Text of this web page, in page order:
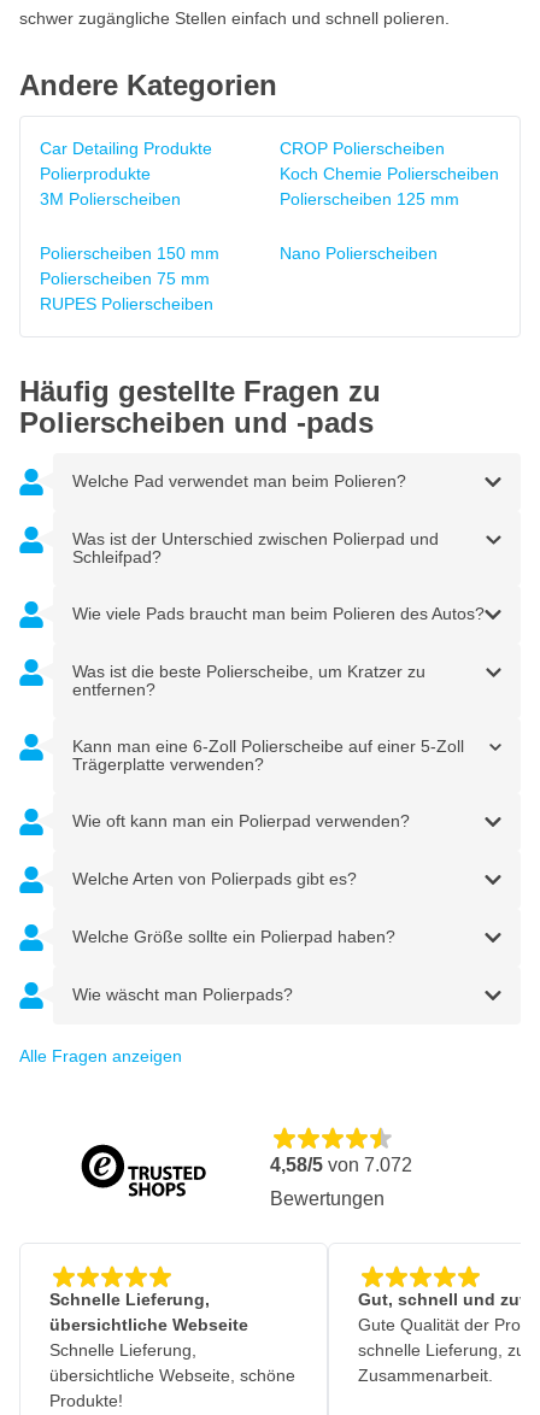
schwer zugängliche Stellen einfach und schnell polieren.
Andere Kategorien
Car Detailing Produkte
Polierprodukte
3M Polierscheiben
CROP Polierscheiben
Koch Chemie Polierscheiben
Polierscheiben 125 mm
Polierscheiben 150 mm
Polierscheiben 75 mm
RUPES Polierscheiben
Nano Polierscheiben
Häufig gestellte Fragen zu
Polierscheiben und -pads
Welche Pad verwendet man beim Polieren?
Was ist der Unterschied zwischen Polierpad und
Schleifpad?
Wie viele Pads braucht man beim Polieren des Autos?
Was ist die beste Polierscheibe, um Kratzer zu
entfernen?
Kann man eine 6-Zoll Polierscheibe auf einer 5-Zoll
Trägerplatte verwenden?
Wie oft kann man ein Polierpad verwenden?
Welche Arten von Polierpads gibt es?
Welche Größe sollte ein Polierpad haben?
Wie wäscht man Polierpads?
Alle Fragen anzeigen
4,58/5 von 7.072
Bewertungen
Schnelle Lieferung,
übersichtliche Webseite
Schnelle Lieferung,
übersichtliche Webseite, schöne
Produkte!
Gut, schnell und
Gute Qualität der
schnelle Lieferung,
Zusammenarbeit.